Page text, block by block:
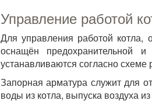
Управление работой
Для управления работой котла,
оснащён предохранительной
устанавливаются согласно
Запорная арматура служит для
воды из котла, выпуска воздуха